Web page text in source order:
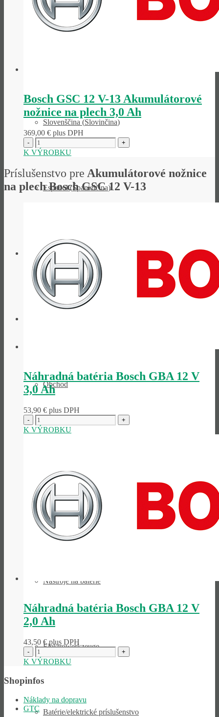
Slovenščina (Slovinčina)
Español(Španielčina)
Prehľad obchodu
Obchod
Niet­werk­zeuge
Nástroje na batérie
Elektro­werk­zeuge
Batérie/elektrické príslušenstvo
Bosch GSC 12 V-13 Akumulátorové
nožnice na plech 3,0 Ah
369,00 € plus DPH
K VÝROBKU
Príslušenstvo pre Akumulátorové nožnice
na plech Bosch GSC 12 V-13
Náhradná batéria Bosch GBA 12 V
3,0 Ah
53,90 € plus DPH
K VÝROBKU
Náhradná batéria Bosch GBA 12 V
2,0 Ah
43,50 € plus DPH
K VÝROBKU
Shopinfos
Náklady na dopravu
GTC